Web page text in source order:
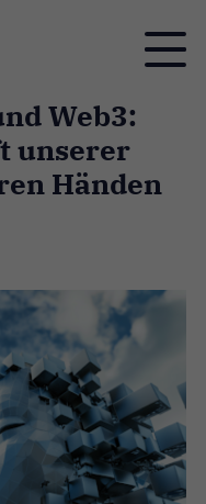
Toggle
Web3:
unserer
Händen